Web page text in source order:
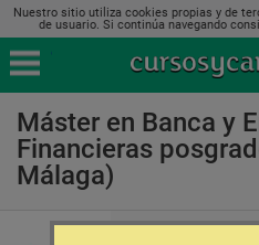
Nuestro sitio utiliza cookies propias y de
de usuario. Si continúa navegando
Máster en Banca y
Financieras
Málaga)
Escuela de